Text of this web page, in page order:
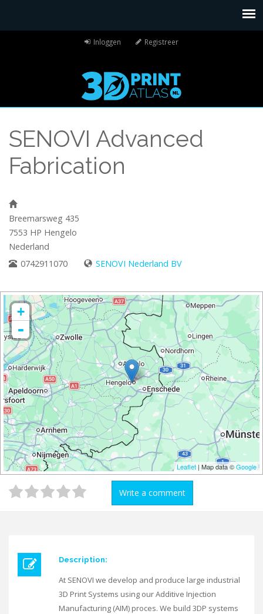
Inloggen Registreer
SENOVI Advanced
Fabrication
Breemarsweg 435
7553 HP Hengelo
Nederland
0742911070
SENOVI Nederland BV
+
-
Leaflet | Map data ©Google
Write a comment
Description:
At SENOVI we develop and produce large industrial
3D Print Systems using our Additive Injection
Manufacturing (AIM) proces. We build 3DP systems